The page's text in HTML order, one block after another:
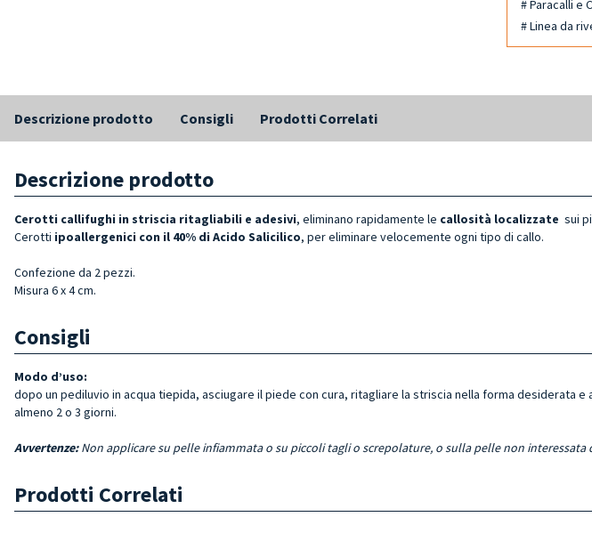
# Paracalli e
# Linea da
Descrizione prodotto Consigli Prodotti Correlati
Descrizione prodotto
Cerotti callifughi in striscia ritagliabili e adesivi, eliminano rapidamente le callosità localizzate sui
Cerotti ipoallergenici con il 40% di Acido Salicilico, per eliminare velocemente ogni tipo di callo.
Confezione da 2 pezzi.
Misura 6 x 4 cm.
Consigli
Modo d’uso:
dopo un pediluvio in acqua tiepida, asciugare il piede con cura, ritagliare la striscia nella forma
almeno 2 o 3 giorni.
Avvertenze: Non applicare su pelle infiammata o su piccoli tagli o screpolature, o sulla pelle non
Prodotti Correlati